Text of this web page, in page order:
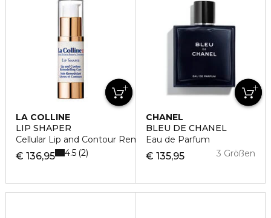
LA COLLINE
LIP SHAPER
Cellular Lip and Contour Remodelling Serum
€ 136,95 4.5 2
CHANEL
BLEU DE CHANEL
Eau de Parfum
€ 135,95 3 Größen